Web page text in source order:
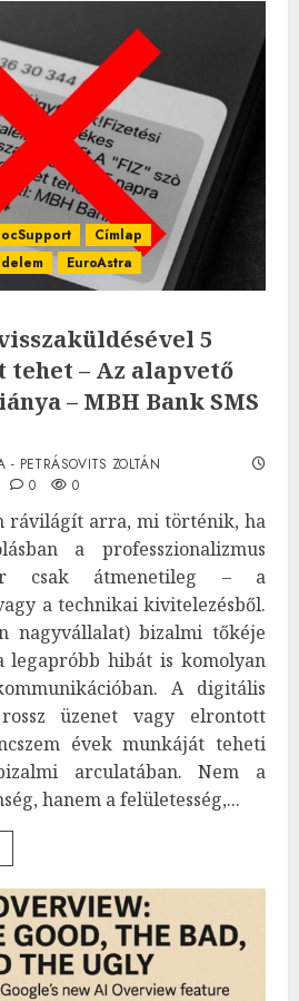
Címlap
EuroAstra
5
– Az alapvető
– MBH Bank SMS
- PETRÁSOVITS ZOLTÁN
0 0
rávilágít arra, mi történik, ha
a professzionalizmus
csak átmenetileg – a
a technikai kivitelezésből.
nagyvállalat) bizalmi tőkéje
legapróbb hibát is komolyan
A digitális
üzenet vagy elrontott
évek munkáját teheti
arculatában. Nem a
hanem a felületesség,...